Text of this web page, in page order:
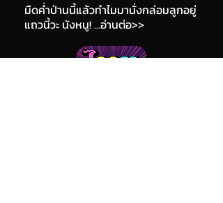
มืดค่ำป่านนี้แล้วทำไมมานั่งกล่อมลูกอยู่
แถวนี้วะ นังหนู! ...อ่านต่อ>>